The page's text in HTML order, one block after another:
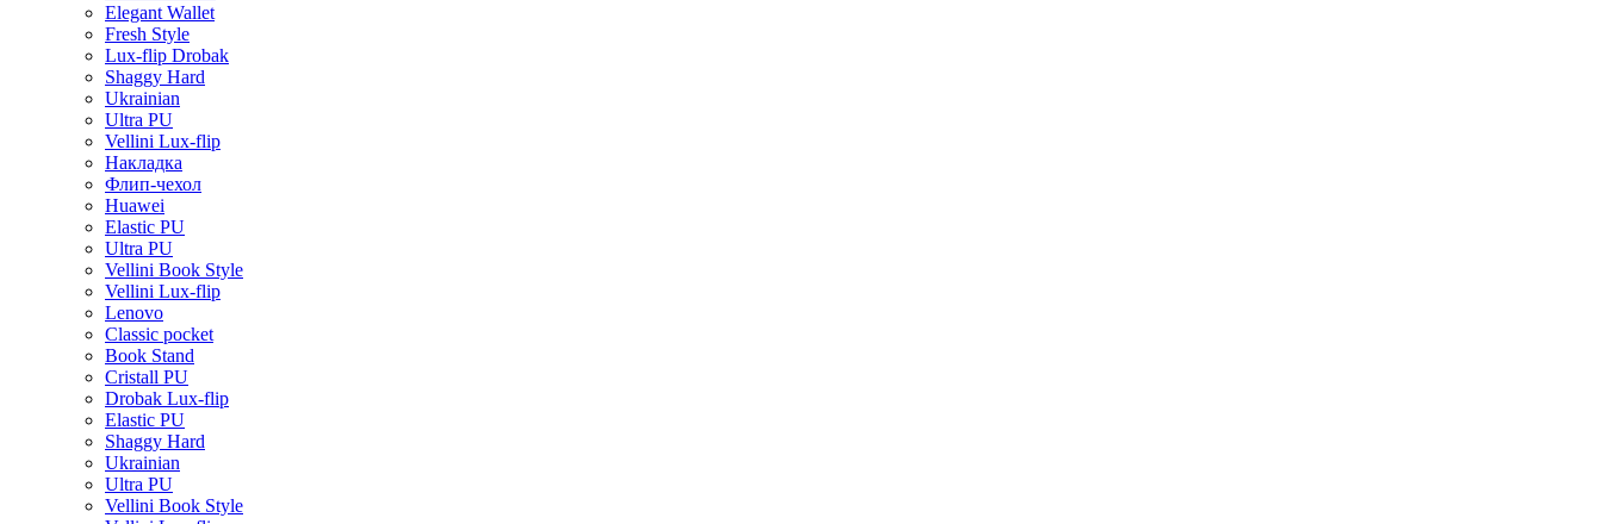
Elegant Wallet
Fresh Style
Lux-flip Drobak
Shaggy Hard
Ukrainian
Ultra PU
Vellini Lux-flip
Накладка
Флип-чехол
Huawei
Elastic PU
Ultra PU
Vellini Book Style
Vellini Lux-flip
Lenovo
Classic pocket
Book Stand
Cristall PU
Drobak Lux-flip
Elastic PU
Shaggy Hard
Ukrainian
Ultra PU
Vellini Book Style